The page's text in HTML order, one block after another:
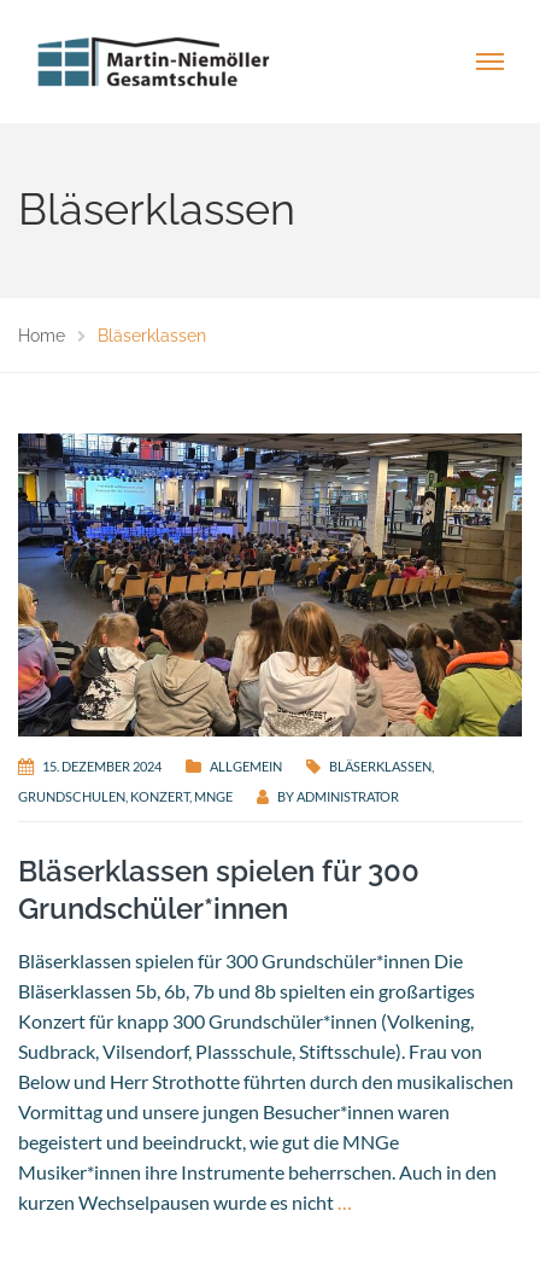
Bläserklassen
Home Bläserklassen
15. DEZEMBER 2024 ALLGEMEIN BLÄSERKLASSEN
GRUNDSCHULEN KONZERT, MNGE BYADMINISTRATOR
Bläserklassen spielen für 300
Grundschüler*innen
Bläserklassen spielen für 300 Grundschüler*innen Die
Bläserklassen 5b, 6b, 7b und 8b spielten ein großartiges
Konzert für knapp 300 Grundschüler*innen (Volkening,
Sudbrack, Vilsendorf, Plassschule, Stiftsschule). Frau von
Below und Herr Strothotte führten durch den musikalischen
Vormittag und unsere jungen Besucher*innen waren
begeistert und beeindruckt, wie gut die MNGe
Musiker*innen ihre Instrumente beherrschen. Auch in den
kurzen Wechselpausen wurde es nicht…